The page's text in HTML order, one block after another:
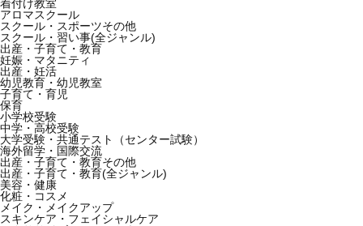
着付け教室
アロマスクール
スクール・スポーツその他
スクール・習い事(全ジャンル)
出産・子育て・教育
妊娠・マタニティ
出産・妊活
幼児教育・幼児教室
子育て・育児
保育
小学校受験
中学・高校受験
大学受験・共通テスト（センター試験）
海外留学・国際交流
出産・子育て・教育その他
出産・子育て・教育(全ジャンル)
美容・健康
化粧・コスメ
メイク・メイクアップ
スキンケア・フェイシャルケア